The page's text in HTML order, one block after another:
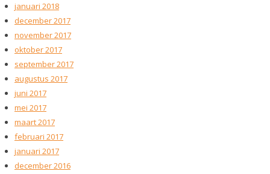
januari 2018
december 2017
november 2017
oktober 2017
september 2017
augustus 2017
juni 2017
mei 2017
maart 2017
februari 2017
januari 2017
december 2016